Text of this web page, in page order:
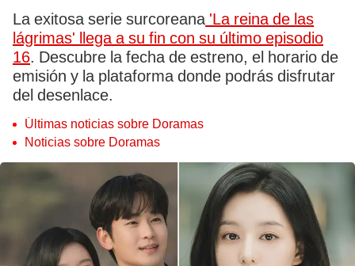
La exitosa serie surcoreana 'La reina de las
lágrimas' llega a su fin con su último episodio
16. Descubre la fecha de estreno, el horario de
emisión y la plataforma donde podrás disfrutar
del desenlace.
Últimas noticias sobre Doramas
Noticias sobre Doramas